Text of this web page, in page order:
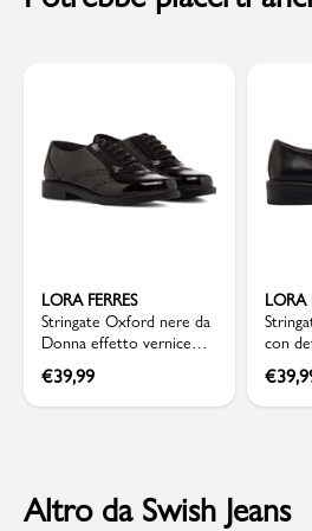
LORA FERRES
Stringate Oxford nere da
Donna effetto vernice
Lora Ferres
€39,99
LORA
con
Lora
€
Altro da Swish Jeans